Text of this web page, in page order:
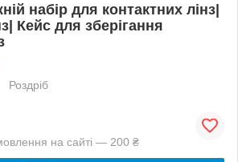
набір для контактних лінз|
Кейс для зберігання
Роздріб
на сайті — 200 ₴